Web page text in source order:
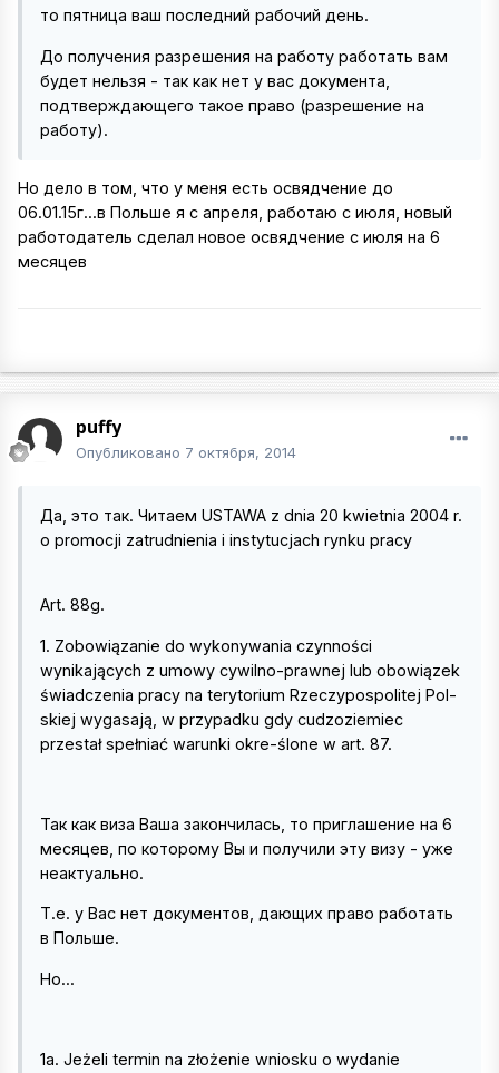
то пятница ваш последний рабочий день.
До получения разрешения на работу работать вам
будет нельзя - так как нет у вас документа,
подтверждающего такое право (разрешение на
работу).
Но дело в том, что у меня есть освядчение до
06.01.15г...в Польше я с апреля, работаю с июля, новый
работодатель сделал новое освядчение с июля на 6
месяцев
puffy
Опубликовано 7 октября, 2014
Да, это так. Читаем USTAWA z dnia 20 kwietnia 2004 r.
o promocji zatrudnienia i instytucjach rynku pracy
Art. 88g.
1. Zobowiązanie do wykonywania czynności
wynikających z umowy cywilno-prawnej lub obowiązek
świadczenia pracy na terytorium Rzeczypospolitej Pol-
skiej wygasają, w przypadku gdy cudzoziemiec
przestał spełniać warunki okre-ślone w art. 87.
Так как виза Ваша закончилась, то приглашение на 6
месяцев, по которому Вы и получили эту визу - уже
неактуально.
Т.е. у Вас нет документов, дающих право работать
в Польше.
Но...
1a. Jeżeli termin na złożenie wniosku o wydanie